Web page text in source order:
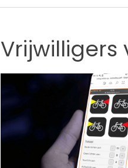
Vrijwilligers